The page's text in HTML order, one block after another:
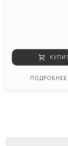
ПОДРОБНЕЕ